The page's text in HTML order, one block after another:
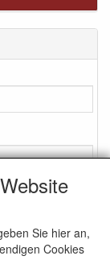
Sie hier an,
Cookies